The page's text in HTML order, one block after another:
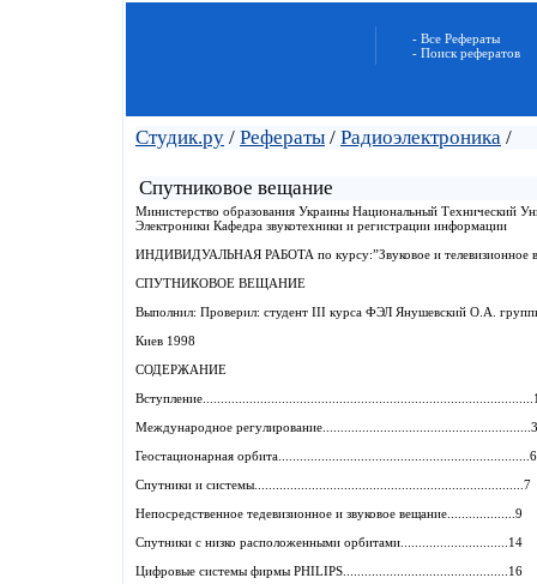
- Все Рефераты
- Поиск рефератов
Студик.ру / Рефераты / Радиоэлектроника /
Спутниковое вещание
Министерство образования Украины Национальный Технический
Электроники Кафедра звукотехники и регистрации информации
ИНДИВИДУАЛЬНАЯ РАБОТА по курсу:”Звуковое и телевизионное
СПУТНИКОВОЕ ВЕЩАНИЕ
Выполнил: Проверил: студент III курса ФЭЛ Янушевский О.А.
Киев 1998
СОДЕРЖАНИЕ
Международное регулирование..........................................................3
Геостационарная орбита......................................................................6
Спутники и системы...........................................................................7
Непосредственное тедевизионное и звуковое вещание...................9
Спутники с низко расположенными орбитами..............................14
Цифровые системы фирмы PHILIPS..............................................16